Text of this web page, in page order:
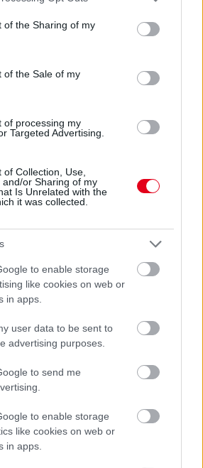
or usage behaviour. You may click to
to Google and its third-party tags to
specified purposes in below Google
of the Sharing of my
of the Sale of my
of processing my
Targeted Advertising.
Collection, Use,
and/or Sharing of my
Is Unrelated with the
it was collected.
to enable storage
like cookies on web or
in apps.
user data to be sent to
advertising purposes.
to send me
to enable storage
like cookies on web or
in apps.
a Facebookon
Parc Fermé
16 órája
Antonelli kedvessége sem segít